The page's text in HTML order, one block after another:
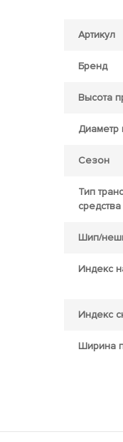
Артикул
Бренд
Высота
Диаметр
Сезон
Тип
средства
Шип/
Индекс
Индекс
Ширина